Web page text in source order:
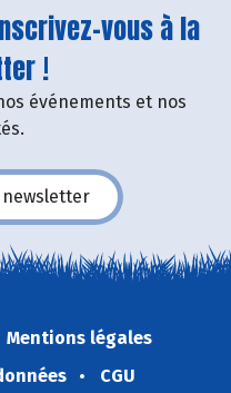
vous à la
!
événements et nos
Mentions légales
CGU